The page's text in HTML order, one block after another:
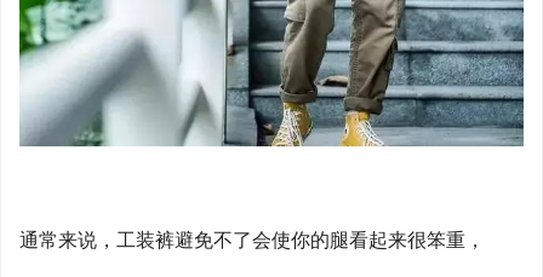
通常来说，工装裤避免不了会使你的腿看起来很笨重，